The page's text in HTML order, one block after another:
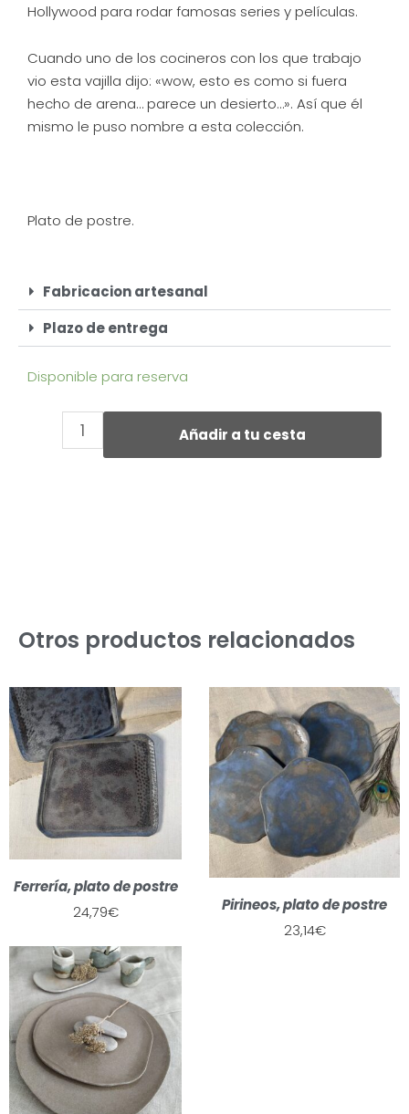
Hollywood para rodar famosas series y películas.
Cuando uno de los cocineros con los que trabajo
vio esta vajilla dijo: «wow, esto es como si fuera
hecho de arena… parece un desierto…». Así que él
mismo le puso nombre a esta colección.
Plato de postre.
Fabricacion artesanal
Plazo de entrega
Disponible para reserva
Añadir a tu cesta
Otros productos relacionados
Ferrería, plato de postre
24,79€
Pirineos, plato de postre
23,14€